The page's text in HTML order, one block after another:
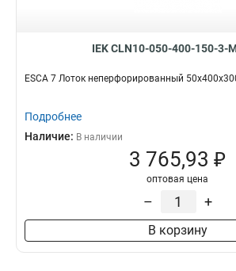
IEK CLN10-050-400-150-3-
ESCA 7 Лоток неперфорированный
Подробнее
Наличие: В наличии
3 765,93 ₽
оптовая цена
– +
В корзину